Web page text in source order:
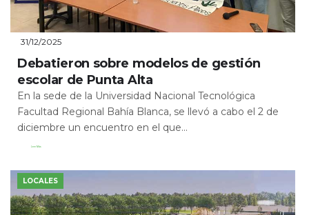
31/12/2025
Debatieron sobre modelos de gestión
escolar de Punta Alta
En la sede de la Universidad Nacional Tecnológica
Facultad Regional Bahía Blanca, se llevó a cabo el 2 de
diciembre un encuentro en el que...
Leer Más
LOCALES